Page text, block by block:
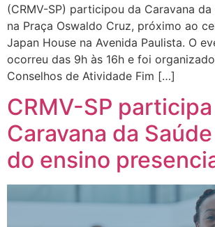
(CRMV-SP) participou da Caravana da
na Praça Oswaldo Cruz, próximo ao
Japan House na Avenida Paulista. O
ocorreu das 9h às 16h e foi
Conselhos de Atividade Fim […]
CRMV-SP
Caravana da
do ensino